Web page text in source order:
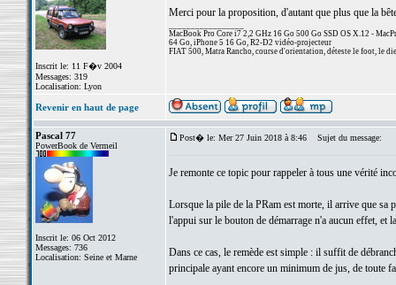
Inscrit le: 11 F�v 2004
Messages: 319
Localisation: Lyon
Merci pour la proposition, d'autant que plus que la
MacBook Pro Core i7 2,2 GHz 16 Go 500 Go SSD OS X.12 -
64 Go, iPhone 5 16 Go, R2-D2 vidéo-projecteur
FIAT 500, Matra Rancho, course d'orientation, déteste le foot, le
Revenir en haut de page
Pascal 77
PowerBook de Vermeil
Inscrit le: 06 Oct 2012
Messages: 736
Localisation: Seine et Marne
Post� le: Mer 27 Juin 2018 à 8:46 Sujet du message:
Je remonte ce topic pour rappeler à tous une vérité
Lorsque la pile de la PRam est morte, il arrive que sa
l'appui sur le bouton de démarrage n'a aucun effet, et
Dans ce cas, le remède est simple : il suffit de
principale ayant encore un minimum de jus, de toute